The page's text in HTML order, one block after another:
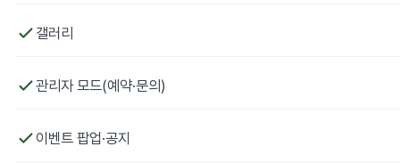
갤러리
관리자 모드(예약·문의)
이벤트 팝업·공지